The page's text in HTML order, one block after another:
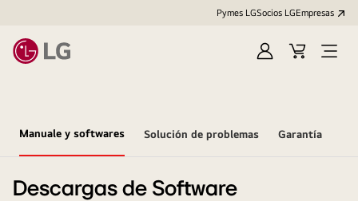
Pymes LGSocios LGEmpresas
IniciarCarritoOpen
Manuale y softwares Solución de problemas Garantía
Descargas de Software